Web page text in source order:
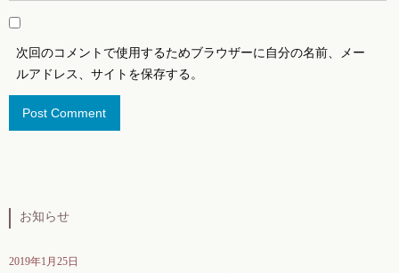
次回のコメントで使用するためブラウザーに自分の名前、メー
ルアドレス、サイトを保存する。
お知らせ
2019年1月25日